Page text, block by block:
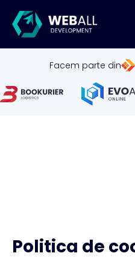
Facem parte din
Politica de